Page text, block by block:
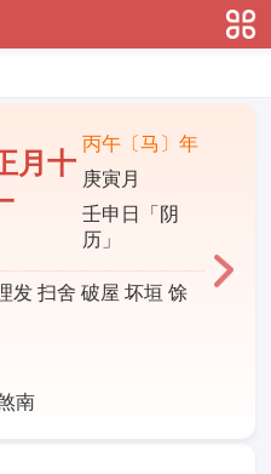
月十
丙午〔马〕年
庚寅月
壬申日「阴
历」
发 扫舍 破屋 坏垣 馀
南